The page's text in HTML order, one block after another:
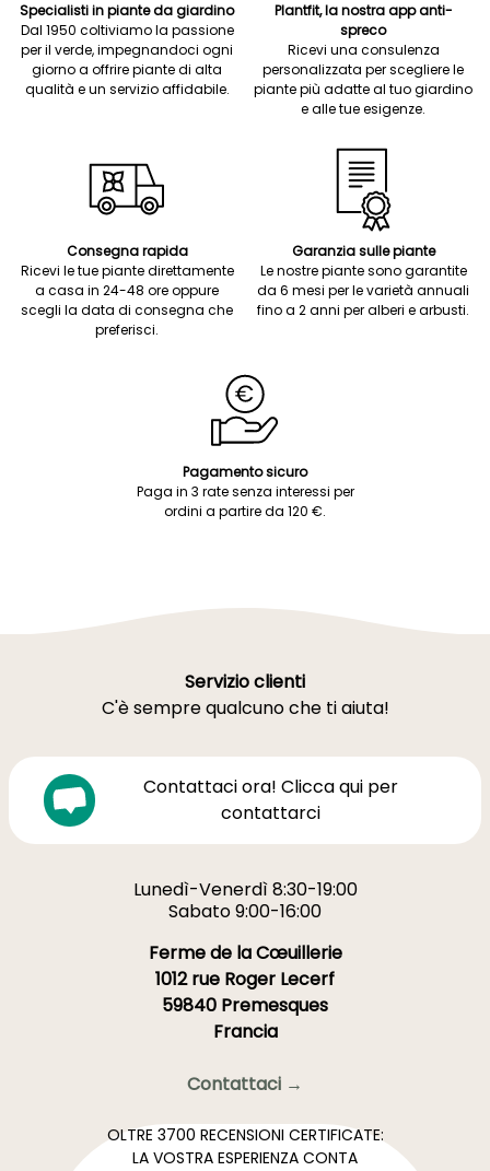
Specialisti in piante da giardino
Dal 1950 coltiviamo la passione
per il verde, impegnandoci ogni
giorno a offrire piante di alta
qualità e un servizio affidabile.
Plantfit, la nostra app anti-
spreco
Ricevi una consulenza
personalizzata per scegliere le
piante più adatte al tuo giardino
e alle tue esigenze.
Consegna rapida
Ricevi le tue piante direttamente
a casa in 24-48 ore oppure
scegli la data di consegna che
preferisci.
Garanzia sulle piante
Le nostre piante sono garantite
da 6 mesi per le varietà annuali
fino a 2 anni per alberi e arbusti.
Pagamento sicuro
Paga in 3 rate senza interessi per
ordini a partire da 120 €.
Servizio clienti
C'è sempre qualcuno che ti aiuta!
Contattaci ora! Clicca qui per
contattarci
Lunedì-Venerdì 8:30-19:00
Sabato 9:00-16:00
Ferme de la Cœuillerie
1012 rue Roger Lecerf
59840 Premesques
Francia
Contattaci →
OLTRE 3700 RECENSIONI CERTIFICATE:
LA VOSTRA ESPERIENZA CONTA